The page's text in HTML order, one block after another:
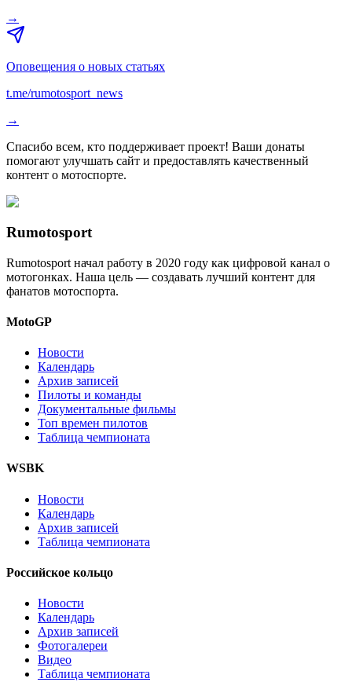
→
Оповещения о новых статьях
t.me/rumotosport_news
→
Спасибо всем, кто поддерживает проект! Ваши донаты
помогают улучшать сайт и предоставлять качественный
контент о мотоспорте.
Rumotosport
Rumotosport начал работу в 2020 году как цифровой канал о
мотогонках. Наша цель — создавать лучший контент для
фанатов мотоспорта.
MotoGP
Новости
Календарь
Архив записей
Пилоты и команды
Документальные фильмы
Топ времен пилотов
Таблица чемпионата
WSBK
Новости
Календарь
Архив записей
Таблица чемпионата
Российское кольцо
Новости
Календарь
Архив записей
Фотогалереи
Видео
Таблица чемпионата